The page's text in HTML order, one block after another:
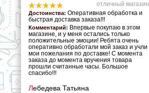
отличный магазин
Достоинства: Оперативная обработка и
быстрая доставка заказа!!!
Комментарий: Впервые покупаю в этом
магазине, и у меня остались только
положительные эмоции! Ребята очень
оперативно обработали мой заказ и учли
мои пожелания по доставке! С момента
заказа до момента вручения товара
прошли считанные часы. Большое
спасибо!!!
Лебедева Татьяна